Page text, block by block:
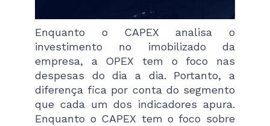
Enquanto o CAPEX analisa o
investimento no imobilizado da
empresa, a OPEX tem o foco nas
despesas do dia a dia. Portanto, a
diferença fica por conta do segmento
que cada um dos indicadores apura.
Enquanto o CAPEX tem o foco sobre